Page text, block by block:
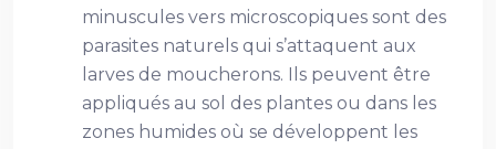
minuscules vers microscopiques sont des
parasites naturels qui s’attaquent aux
larves de moucherons. Ils peuvent être
appliqués au sol des plantes ou dans les
zones humides où se développent les